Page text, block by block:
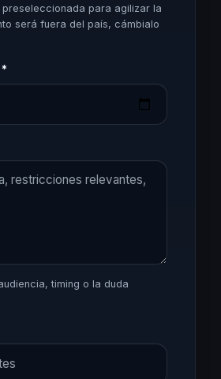
preseleccionada para agilizar la
será fuera del país, cámbialo
timing o la duda